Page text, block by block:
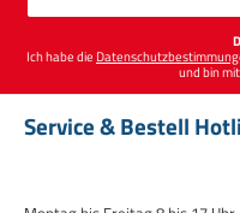
*
Ich habe die
und bin
Service & Bestell